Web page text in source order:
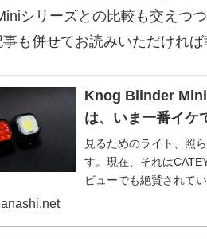
シリーズとの比較も交えつ
も併せてお読みいただければ
Knog Blinder Mini
は、いま一番イケ
見るためのライト、照
す。現在、それは
ビューでも絶賛されてい